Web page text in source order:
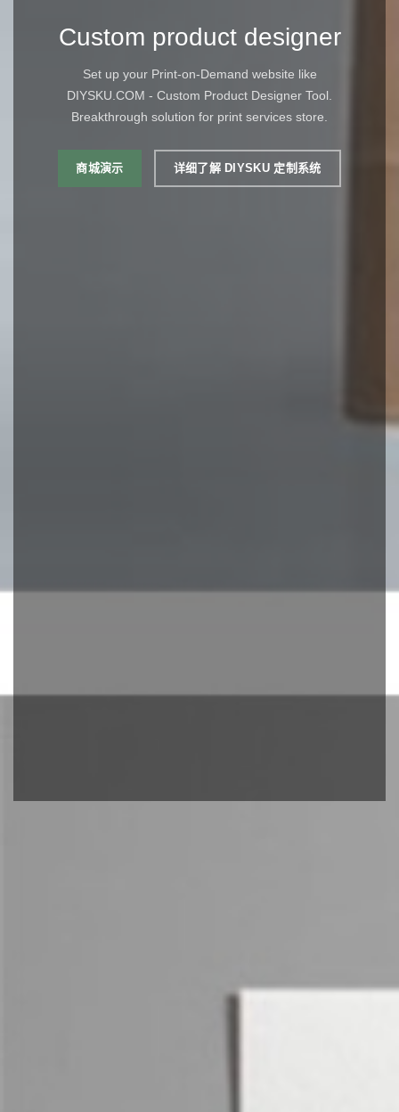
Custom product designer
Set up your Print-on-Demand website like
DIYSKU.COM - Custom Product Designer Tool.
Breakthrough solution for print services store.
商城演示 详细了解 DIYSKU 定制系统